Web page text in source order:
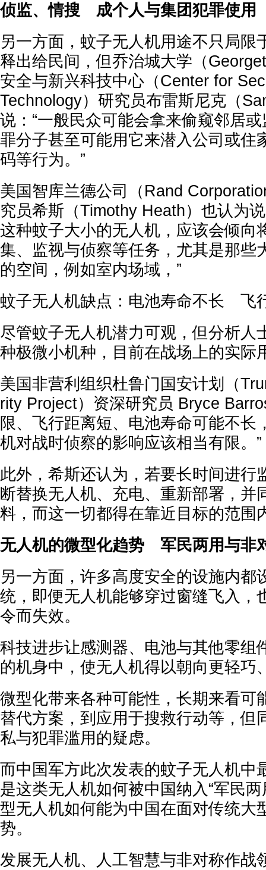
侦监、情搜 成个人与集团犯罪使用
另一方面，蚊子无人机用途不只局限
释出给民间，但乔治城大学（
安全与新兴科技中心（Center for
Technology）研究员布雷斯尼克（
说：“一般民众可能会拿来偷窥邻居
罪分子甚至可能用它来潜入公司或住
码等行为。”
美国智库兰德公司（Rand
究员希斯（Timothy Heath）也认为
这种蚊子大小的无人机，应该会倾向
集、监视与侦察等任务，尤其是那些
的空间，例如室内场域，”
蚊子无人机缺点：电池寿命不长
尽管蚊子无人机潜力可观，但分析人
种极微小机种，目前在战场上的实际
美国非营利组织杜鲁门国安计划（
rity Project）资深研究员 Bryce
限、飞行距离短、电池寿命可能不长
机对战时侦察的影响应该相当有限。”
此外，希斯还认为，若要长时间进行
断替换无人机、充电、重新部署，并
料，而这一切都得在靠近目标的范围
无人机的微型化趋势 军民两用与非
另一方面，许多高度安全的设施内都
统，即便无人机能够穿过窗缝飞入，
令而失效。
科技进步让感测器、电池与其他零组
的机身中，使无人机得以朝向更轻巧
微型化带来各种可能性，长期来看可
替代方案，到应用于搜救行动等，但
私与犯罪滥用的疑虑。
而中国军方此次发表的蚊子无人机中
是这类无人机如何被中国纳入“军民
型无人机如何能为中国在面对传统大
势。
发展无人机、人工智慧与非对称作战